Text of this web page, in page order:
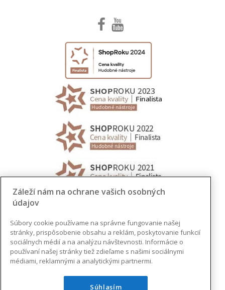
Záleží nám na ochrane vašich osobných
údajov
Súbory cookie používame na správne fungovanie našej
stránky, prispôsobenie obsahu a reklám, poskytovanie funkcií
sociálnych médií a na analýzu návštevnosti. Informácie o
používaní našej stránky tiež zdieľame s našimi sociálnymi
médiami, reklamnými a analytickými partnermi.
Súhlasím